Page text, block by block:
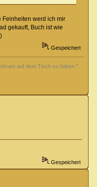
Feinheiten werd ich mir
gekauft, Buch ist wie
Gespeichert
auf dem Tisch zu haben."
Gespeichert